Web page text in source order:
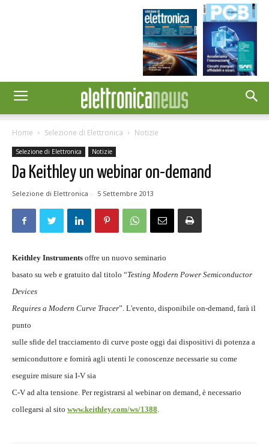
Home Selezione di Elettronica Notizie
Selezione di Elettronica Notizie
Da Keithley un webinar on-demand
Selezione di Elettronica - 5 Settembre 2013
Keithley Instruments offre un nuovo seminario
basato su web e gratuito dal titolo “Testing Modern Power Semiconductor
Devices
Requires a Modern Curve Tracer”. L'evento, disponibile on-demand, farà il
punto
sulle sfide del tracciamento di curve poste oggi dai dispositivi di potenza a
semiconduttore e fornirà agli utenti le conoscenze necessarie su come
eseguire misure sia I-V sia
C-V ad alta tensione. Per registrarsi al webinar on demand, è necessario
collegarsi al sito www.keithley.com/ws/1388.